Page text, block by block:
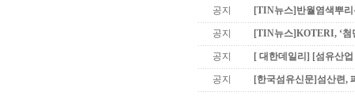
공지 [TIN뉴스]반월염색뿌리
공지 [TIN뉴스]KOTERI, ‘첨
공지 [ 대한데일리] [섬유산
공지 [한국섬유신문]섬산련,